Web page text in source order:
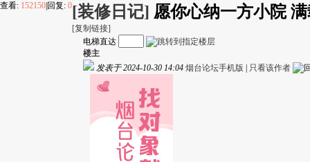
查看: 152150 回复: 0[装修日记] 愿你心纳一方小院
[复制链接]
电梯直达
楼主
发表于 2024-10-30 14:04 烟台论坛手机版 只看该作者